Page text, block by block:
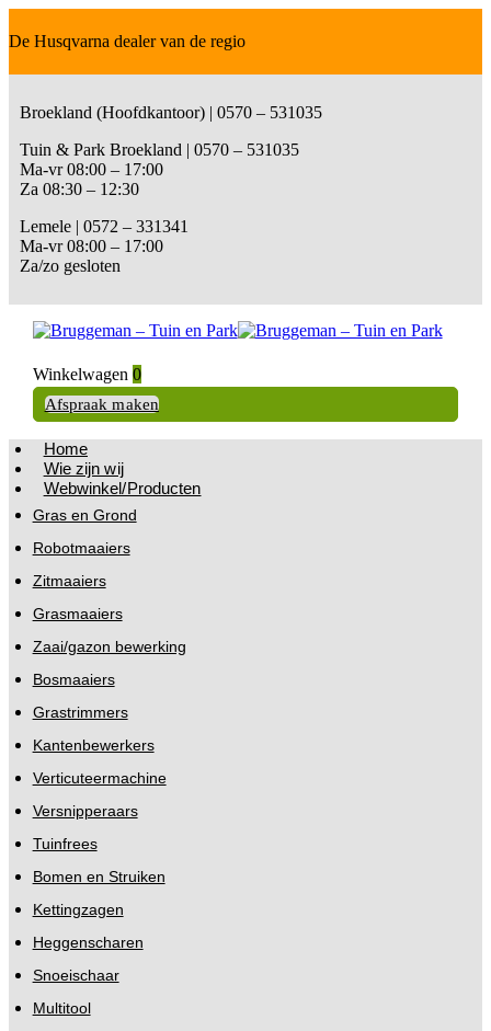
De Husqvarna dealer van de regio
Broekland (Hoofdkantoor) | 0570 – 531035
Tuin & Park Broekland | 0570 – 531035
Ma-vr 08:00 – 17:00
Za 08:30 – 12:30
Lemele | 0572 – 331341
Ma-vr 08:00 – 17:00
Za/zo gesloten
Winkelwagen 0
Afspraak maken
Home
Wie zijn wij
Webwinkel/Producten
Gras en Grond
Robotmaaiers
Zitmaaiers
Grasmaaiers
Zaai/gazon bewerking
Bosmaaiers
Grastrimmers
Kantenbewerkers
Verticuteermachine
Versnipperaars
Tuinfrees
Bomen en Struiken
Kettingzagen
Heggenscharen
Snoeischaar
Multitool